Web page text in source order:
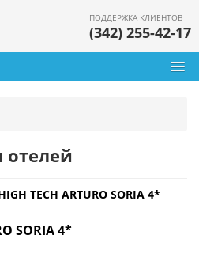
ПОДДЕРЖКА КЛИЕНТОВ
(342) 255-42-17
отелей
TECH ARTURO SORIA 4*
SORIA 4*